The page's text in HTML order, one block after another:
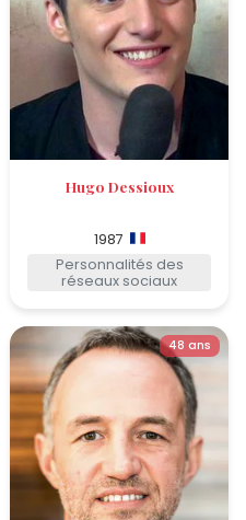
Hugo Dessioux
1987
Personnalités des
réseaux sociaux
48 ans